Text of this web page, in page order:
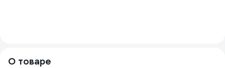
О товаре